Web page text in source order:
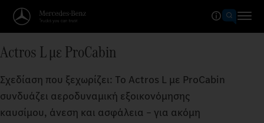
Actros L με ProCabin
Σχεδίαση που ξεχωρίζει: Το Actros L με ProCabin
συνδυάζει αεροδυναμική εξοικονόμησης
καυσίμου, άνεση και ασφάλεια – για ακόμη